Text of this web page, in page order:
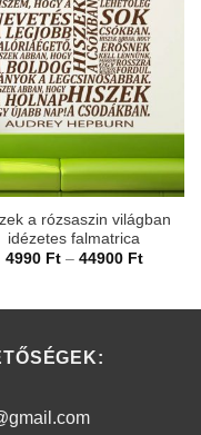
a rózsaszin világban
idézetes falmatrica
4990 Ft – 44900 Ft